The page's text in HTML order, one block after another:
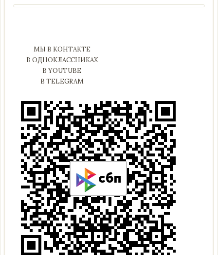
МЫ В КОНТАКТЕ
В ОДНОКЛАССНИКАХ
В YOUTUBE
В TELEGRAM